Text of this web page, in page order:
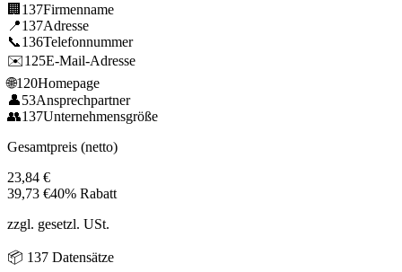
🏢 137Firmenname
📍137Adresse
📞136Telefonnummer
✉️125E-Mail-Adresse
🌐120Homepage
👤53Ansprechpartner
👥137Unternehmensgröße
Gesamtpreis (netto)
23,84 €
39,73 €40% Rabatt
zzgl. gesetzl. USt.
📦 137 Datensätze